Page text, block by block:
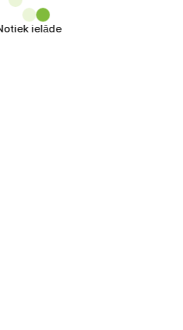
ielāde